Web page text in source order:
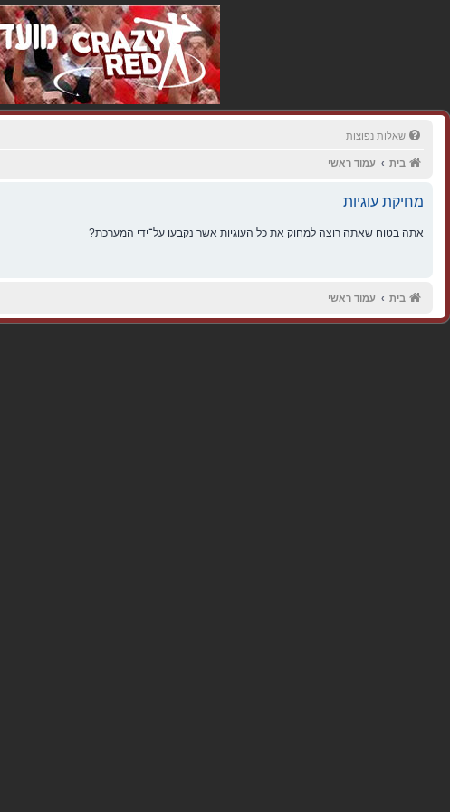
שאלות נפוצות
בית עמוד ראשי
מחיקת עוגיות
אתה בטוח שאתה רוצה למחוק את כל העוגיות אשר נקבעו על־ידי המערכת?
בית עמוד ראשי